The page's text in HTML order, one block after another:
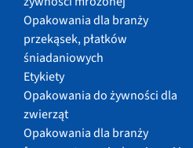
Opakowania dla branży
przekąsek, płatków
śniadaniowych
Etykiety
Opakowania do żywności dla
zwierząt
Opakowania dla branży